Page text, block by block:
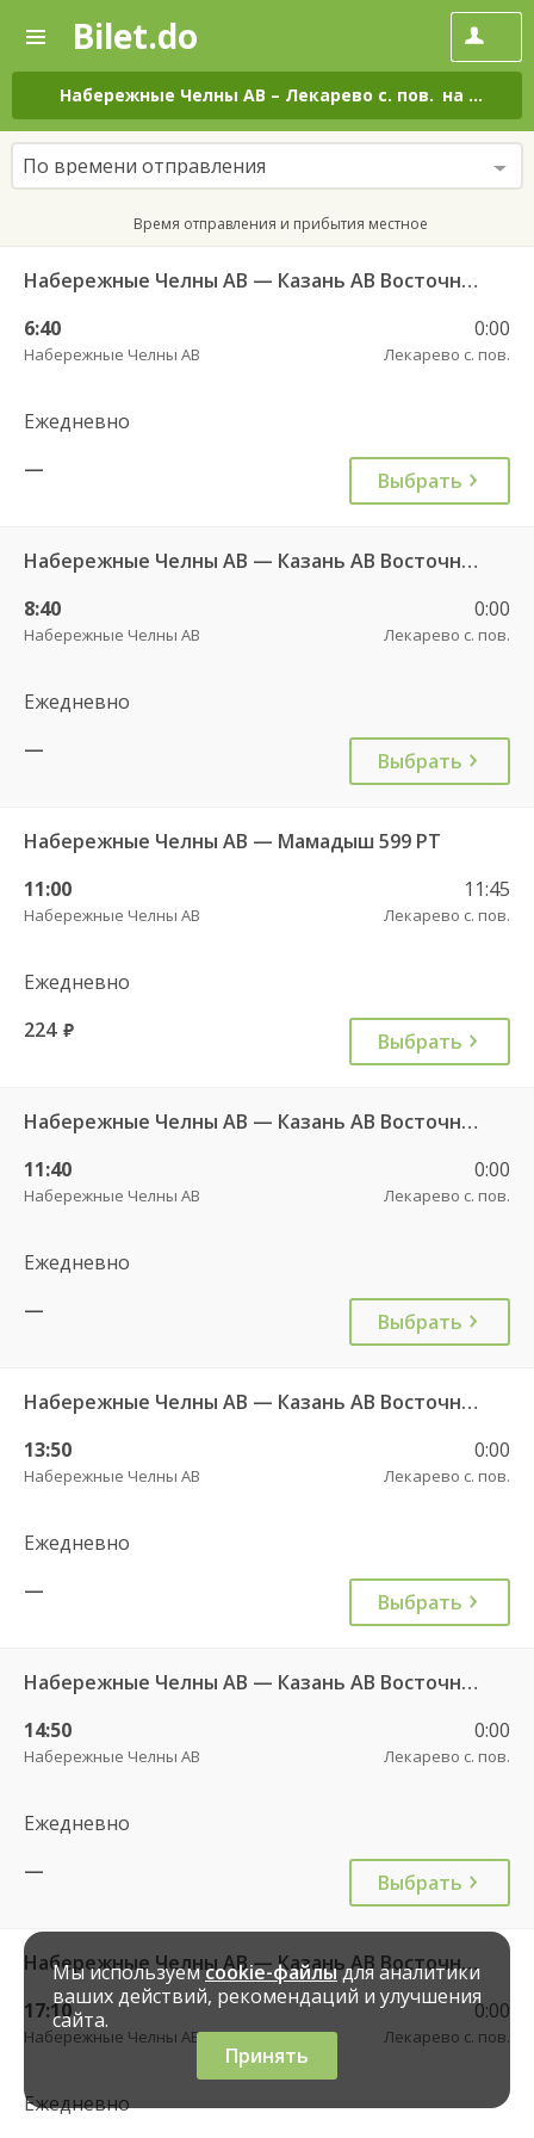
—
Поиск
и
покупка
билетов
на
автобус
онлайн
Bilet.do
Набережные Челны АВ – Лекарево с. пов. на все дни
По времени отправления
Время отправления и прибытия местное
Набережные Челны АВ — Казань АВ Восточный 535
6:40
Набережные Челны АВ
0:00
Лекарево с. пов.
Ежедневно
—
Выбрать
Набережные Челны АВ — Казань АВ Восточный 535
8:40
Набережные Челны АВ
0:00
Лекарево с. пов.
Ежедневно
—
Выбрать
Набережные Челны АВ — Мамадыш 599 РТ
11:00
Набережные Челны АВ
11:45
Лекарево с. пов.
Ежедневно
224 руб. Выбрать
Набережные Челны АВ — Казань АВ Восточный 535
11:40
Набережные Челны АВ
0:00
Лекарево с. пов.
Ежедневно
—
Выбрать
Набережные Челны АВ — Казань АВ Восточный 535
13:50
Набережные Челны АВ
0:00
Лекарево с. пов.
Ежедневно
—
Выбрать
Набережные Челны АВ — Казань АВ Восточный 535
14:50
Набережные Челны АВ
0:00
Лекарево с. пов.
Ежедневно
—
Выбрать
Набережные Челны АВ — Казань АВ Восточный 535
17:10
Набережные Челны АВ
0:00
Лекарево с. пов.
Ежедневно
Мы используемcookie-файлыдля аналитики
ваших действий, рекомендаций и улучшения
сайта.
Принять